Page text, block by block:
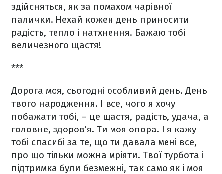
здійсняться, як за помахом чарівної
палички. Нехай кожен день приносити
радість, тепло і натхнення. Бажаю тобі
величезного щастя!
***
Дорога моя, сьогодні особливий день. День
твого народження. І все, чого я хочу
побажати тобі, – це щастя, радість, удача, а
головне, здоров’я. Ти моя опора. І я кажу
тобі спасибі за те, що ти давала мені все,
про що тільки можна мріяти. Твої турбота і
підтримка були безмежні, так само як і моя